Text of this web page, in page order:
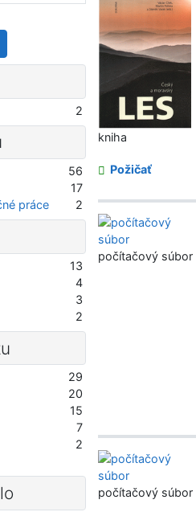
kniha
Požičať
počítačový súbor
počítačový súbor
2
56
17
práce
2
13
4
3
2
29
20
15
7
2